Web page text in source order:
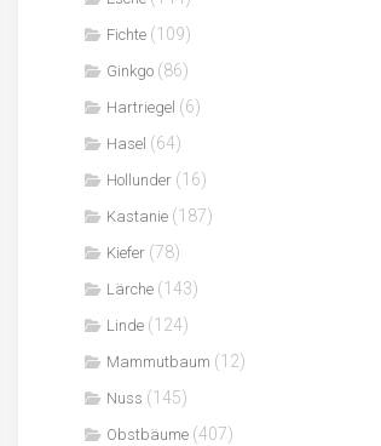
Fichte (109)
Ginkgo (86)
Hartriegel (6)
Hasel (64)
Hollunder (16)
Kastanie (187)
Kiefer (78)
Lärche (143)
Linde (124)
Mammutbaum (12)
Nuss (145)
Obstbäume (407)